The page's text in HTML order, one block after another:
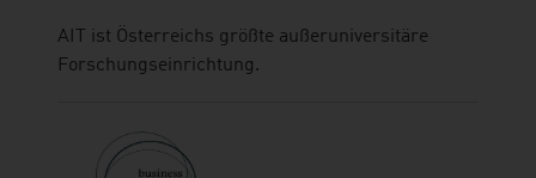
AIT ist Österreichs größte außeruniversitäre
Forschungseinrichtung.